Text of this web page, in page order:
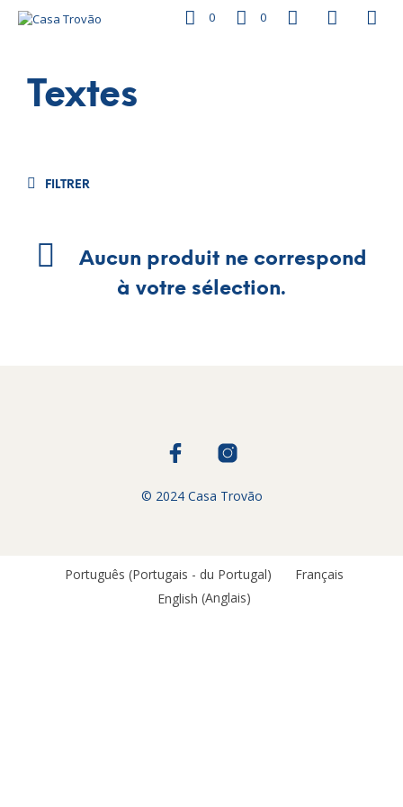
0 0
Textes
FILTRER
Aucun produit ne correspond
à votre sélection.
© 2024 Casa Trovão
Português (Portugais - du Portugal)
Français
English (Anglais)